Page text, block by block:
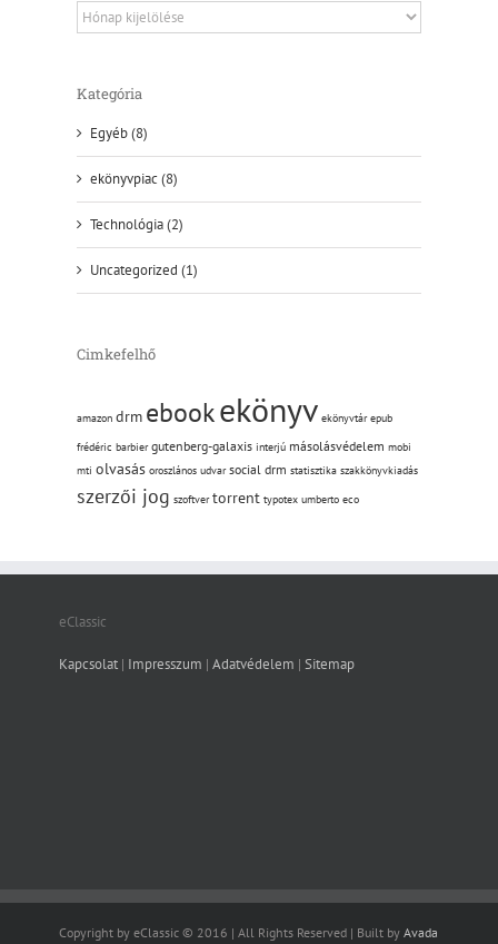
Archivum
Kategória
Egyéb (8)
ekönyvpiac (8)
Technológia (2)
Uncategorized (1)
Cimkefelhő
amazon drm ebookekönyv ekönyvtár epub
frédéric barbier gutenberg-galaxis interjú másolásvédelem mobi
mti olvasás oroszlános udvar social drm statisztika szakkönyvkiadás
szerzői jog szoftver torrent typotex umberto eco
eClassic
Kapcsolat| Impresszum | Adatvédelem | Sitemap
Copyright by eClassic © 2016 | All Rights Reserved | Built byAvada